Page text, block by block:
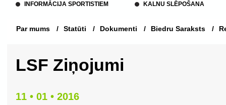
INFORMĀCIJA SPORTISTIEM
KALNU SLĒPOŠANA
Par mums / Statūti / Dokumenti / Biedru Saraksts /
LSF Ziņojumi
11 • 01 • 2016